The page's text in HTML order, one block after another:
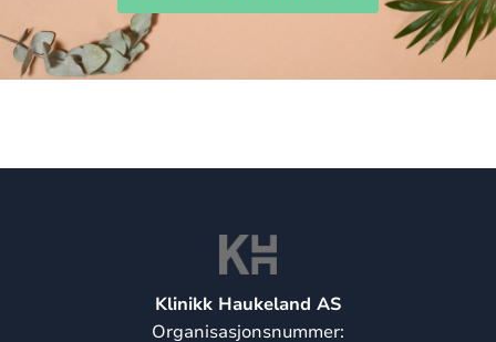
Klinikk Haukeland AS
Organisasjonsnummer: